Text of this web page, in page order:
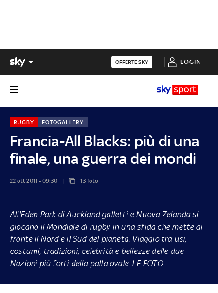
OFFERTE SKY LOGIN
Francia-All Blacks: più di una
finale, una guerra dei mondi
RUGBY FOTOGALLERY
22 ott 2011 - 09:30 13 foto
All'Eden Park di Auckland galletti e Nuova Zelanda si
giocano il Mondiale di rugby in una sfida che mette di
fronte il Nord e il Sud del pianeta. Viaggio tra usi,
costumi, tradizioni, celebrità e bellezze delle due
Nazioni più forti della palla ovale. LE FOTO